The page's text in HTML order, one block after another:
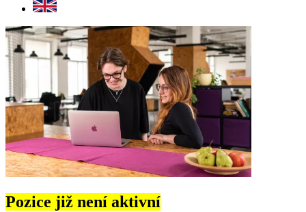
Pozice již není aktivní